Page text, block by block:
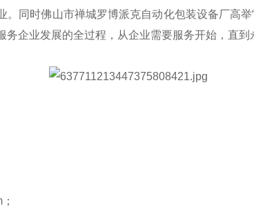
。同时佛山市禅城罗博派克自动化包装设备厂高
企业发展的全过程，从企业需要服务开始，直